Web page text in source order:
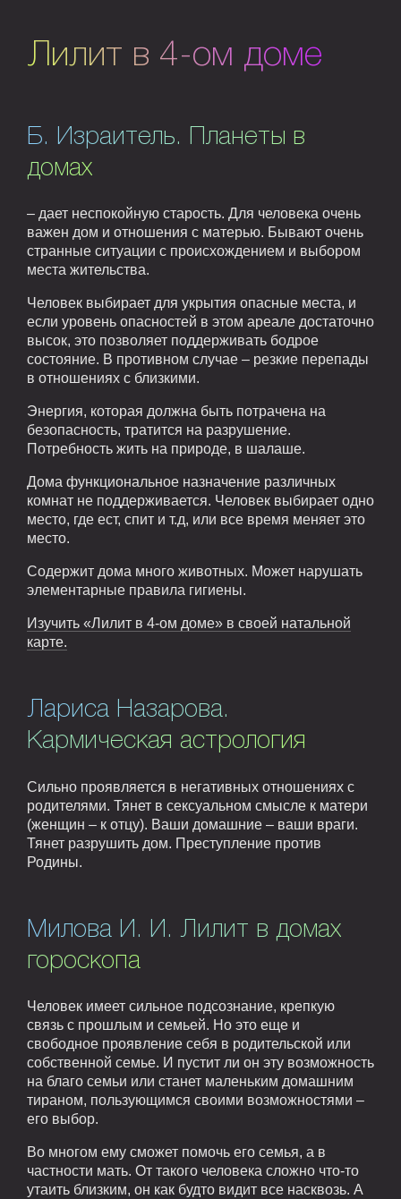
Лилит в 4-ом доме
Б. Израитель. Планеты в
домах
– дает неспокойную старость. Для человека очень
важен дом и отношения с матерью. Бывают очень
странные ситуации с происхождением и выбором
места жительства.
Человек выбирает для укрытия опасные места, и
если уровень опасностей в этом ареале достаточно
высок, это позволяет поддерживать бодрое
состояние. В противном случае – резкие перепады
в отношениях с близкими.
Энергия, которая должна быть потрачена на
безопасность, тратится на разрушение.
Потребность жить на природе, в шалаше.
Дома функциональное назначение различных
комнат не поддерживается. Человек выбирает одно
место, где ест, спит и т.д, или все время меняет это
место.
Содержит дома много животных. Может нарушать
элементарные правила гигиены.
Изучить «Лилит в 4-ом доме» в своей натальной
карте.
Лариса Назарова.
Кармическая астрология
Сильно проявляется в негативных отношениях с
родителями. Тянет в сексуальном смысле к матери
(женщин – к отцу). Ваши домашние – ваши враги.
Тянет разрушить дом. Преступление против
Родины.
Милова И. И. Лилит в домах
гороскопа
Человек имеет сильное подсознание, крепкую
связь с прошлым и семьей. Но это еще и
свободное проявление себя в родительской или
собственной семье. И пустит ли он эту возможность
на благо семьи или станет маленьким домашним
тираном, пользующимся своими возможностями –
его выбор.
Во многом ему сможет помочь его семья, а в
частности мать. От такого человека сложно что-то
утаить близким, он как будто видит все насквозь. А